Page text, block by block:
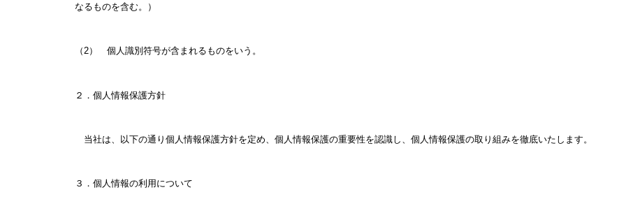
なるものを含む。）
（2） 個人識別符号が含まれるものをいう。
２．個人情報保護方針
当社は、以下の通り個人情報保護方針を定め、個人情報保護の重要性を認識し、個人情報保護の取り組みを徹底いたします。
３．個人情報の利用について